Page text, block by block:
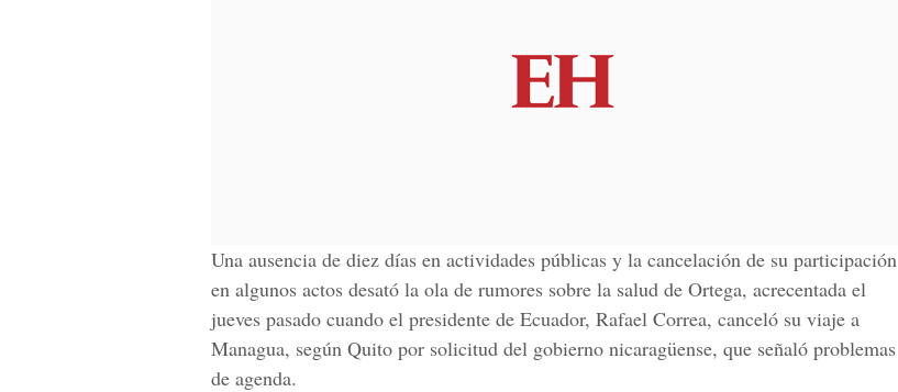
Una ausencia de diez días en actividades públicas y la cancelación de su participación
en algunos actos desató la ola de rumores sobre la salud de Ortega, acrecentada el
jueves pasado cuando el presidente de Ecuador, Rafael Correa, canceló su viaje a
Managua, según Quito por solicitud del gobierno nicaragüense, que señaló problemas
de agenda.